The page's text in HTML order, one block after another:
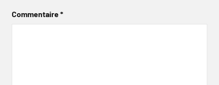
Commentaire*